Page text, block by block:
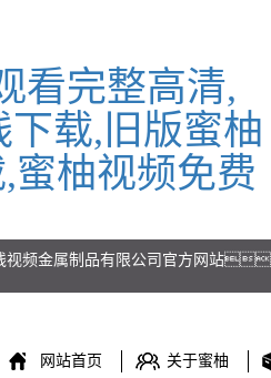
看完整高清,
载,旧版蜜柚
蜜柚视频免费
视频金属制品有限公司官方网站
网站首页 关于蜜柚